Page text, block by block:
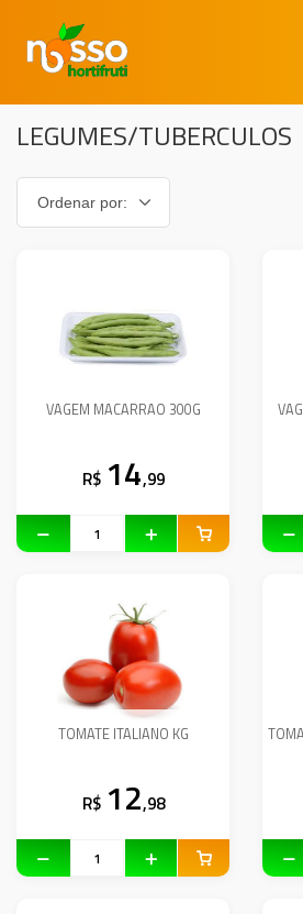
LEGUMES/TUBERCULOS
VAGEM MACARRAO 300G
R$ 14,99
TOMATE ITALIANO KG
R$ 12,98